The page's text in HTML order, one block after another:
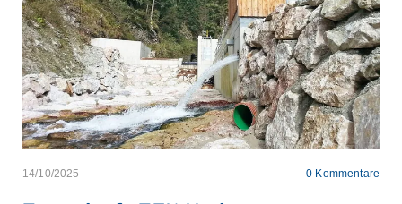
14/10/2025 0 Kommentare